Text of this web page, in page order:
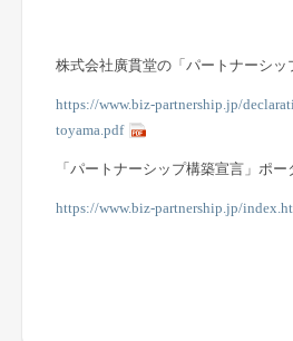
株式会社廣貫堂の「パートナーシッ
https://www.biz-partnership.jp/
toyama.pdf
「パートナーシップ構築宣言」ポー
https://www.biz-partnership.jp/